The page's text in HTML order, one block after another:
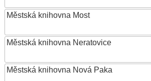
Městská knihovna Most
Městská knihovna Neratovice
Městská knihovna Nová Paka